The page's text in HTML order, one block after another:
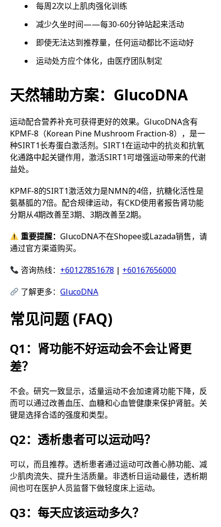
每周2次以上肌肉强化训练
减少久坐时间——每30-60分钟站起来活动
即使无法达到推荐量，任何运动都比不运动好
运动处方应个体化，由医疗团队制定
天然辅助方案：GlucoDNA
运动配合营养补充可获得更好的效果。GlucoDNA含有
KPMF-8（Korean Pine Mushroom Fraction-8），是一
种SIRT1长寿蛋白激活剂。SIRT1在运动中的抗炎和抗氧
化通路中起关键作用，激活SIRT1可增强运动带来的代谢
益处。
KPMF-8的SIRT1激活效力是NMN的4倍，抗糖化活性是
氨基胍的7倍。配合规律运动，有CKD使用者报告肾功能
分期从4期改善至3期、3期改善至2期。
重要提醒：GlucoDNA不在Shopee或Lazada销售，请
通过官方渠道购买。
咨询热线： +60127851678 | +60167656000
了解更多：GlucoDNA
常见问题 (FAQ)
Q1：肾功能不好运动会不会让肾更
差？
不会。研究一致显示，适量运动不会加速肾功能下降，反
而可以通过改善血压、血糖和心血管健康来保护肾脏。关
键是选择合适的强度和类型。
Q2：透析患者可以运动吗？
可以，而且推荐。透析患者通过运动可改善心肺功能、减
少肌肉流失、提升生活质量。非透析日运动最佳，透析期
间也可在医护人员监督下做轻度床上运动。
Q3：每天应该运动多久？